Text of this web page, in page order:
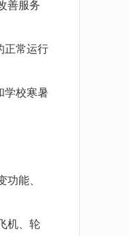
善服务
正常运行
学校寒暑
能、
机、轮